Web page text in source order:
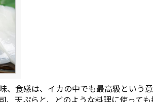
食感は、イカの中でも最高級という